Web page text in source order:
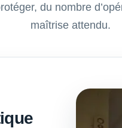
du nombre
maîtrise attendu.